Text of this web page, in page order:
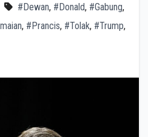
#Dewan, #Donald, #Gabung,
, #Prancis, #Tolak, #Trump,